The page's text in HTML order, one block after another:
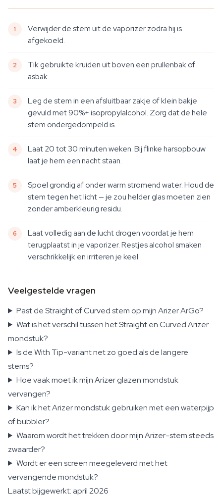
Verwijder de stem uit de vaporizer zodra hij is
afgekoeld.
Tik gebruikte kruiden uit boven een prullenbak of
asbak.
Leg de stem in een afsluitbaar zakje of klein bakje
gevuld met 90%+ isopropylalcohol. Zorg dat de hele
stem ondergedompeld is.
Laat 20 tot 30 minuten weken. Bij flinke harsopbouw
laat je hem een nacht staan.
Spoel grondig af onder warm stromend water. Houd de
stem tegen het licht — je zou helder glas moeten zien
zonder amberkleurig residu.
Laat volledig aan de lucht drogen voordat je hem
terugplaatst in je vaporizer. Restjes alcohol smaken
verschrikkelijk en irriteren je keel.
Veelgestelde vragen
Past de Straight of Curved stem op mijn Arizer ArGo?
Wat is het verschil tussen het Straight en Curved Arizer
mondstuk?
Is de With Tip-variant net zo goed als de langere
stems?
Hoe vaak moet ik mijn Arizer glazen mondstuk
vervangen?
Kan ik het Arizer mondstuk gebruiken met een waterpijp
of bubbler?
Waarom wordt het trekken door mijn Arizer-stem steeds
zwaarder?
Wordt er een screen meegeleverd met het
vervangende mondstuk?
Laatst bijgewerkt: april 2026